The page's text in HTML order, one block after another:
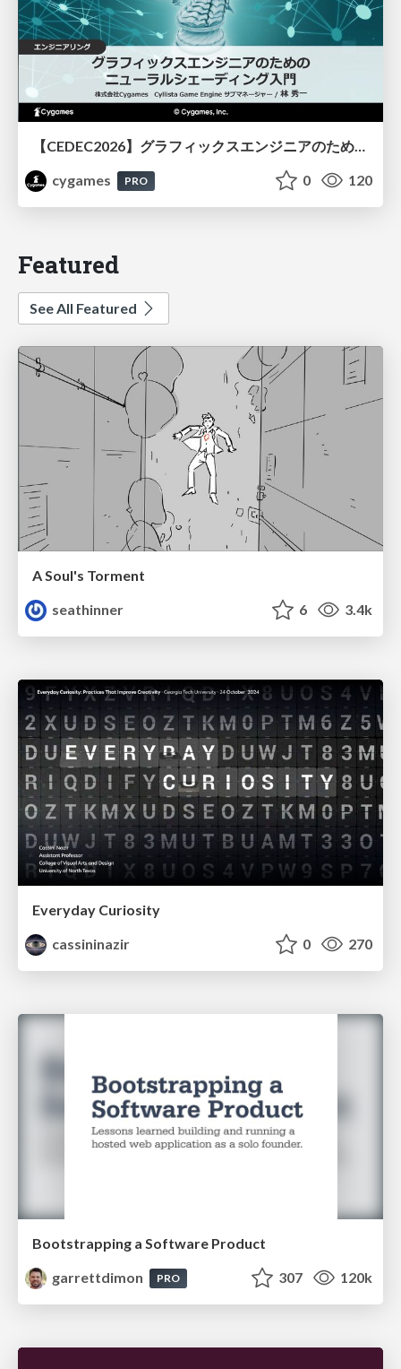
【CEDEC2026】グラフィックスエンジニアのためのニューラルシェーディング入門
cygames
PRO 0 120
Featured
See All Featured
A Soul's Torment
seathinner
6 3.4k
Everyday Curiosity
cassininazir
0 270
Bootstrapping a Software Product
garrettdimon
PRO 307 120k